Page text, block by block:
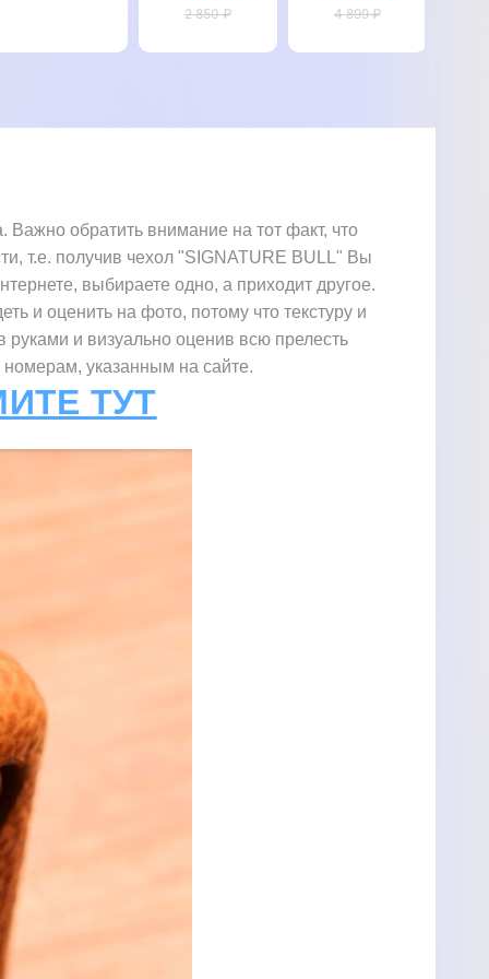
LUXURY"
2 850 ₽
Mi 11
4 899 ₽
обратить внимание на тот факт, что
т.е. получив чехол "SIGNATURE BULL" Вы
выбираете одно, а приходит другое.
и оценить на фото, потому что текстуру и
и визуально оценив всю прелесть
указанным на сайте.
ТУТ